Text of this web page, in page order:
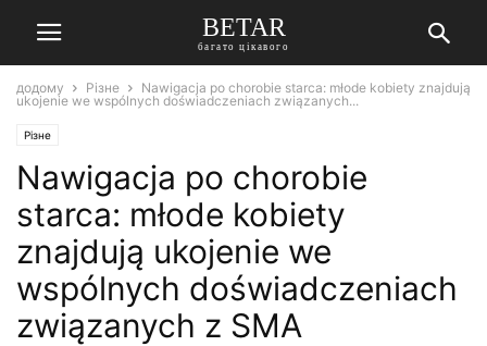
BETAR
багато цікавого
додому Різне
Nawigacja po chorobie starca: młode kobiety znajdują
ukojenie we wspólnych doświadczeniach związanych...
Різне
Nawigacja po chorobie
starca: młode kobiety
znajdują ukojenie we
wspólnych doświadczeniach
związanych z SMA